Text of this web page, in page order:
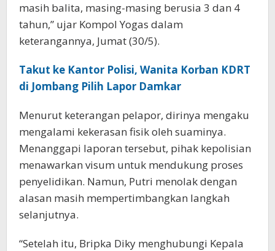
masih balita, masing-masing berusia 3 dan 4
tahun,” ujar Kompol Yogas dalam
keterangannya, Jumat (30/5).
Takut ke Kantor Polisi, Wanita Korban KDRT
di Jombang Pilih Lapor Damkar
Menurut keterangan pelapor, dirinya mengaku
mengalami kekerasan fisik oleh suaminya.
Menanggapi laporan tersebut, pihak kepolisian
menawarkan visum untuk mendukung proses
penyelidikan. Namun, Putri menolak dengan
alasan masih mempertimbangkan langkah
selanjutnya.
“Setelah itu, Bripka Diky menghubungi Kepala